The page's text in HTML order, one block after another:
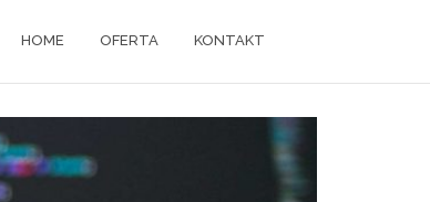
HOME OFERTA KONTAKT